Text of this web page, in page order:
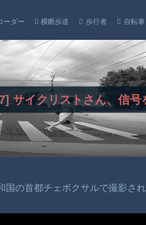
ーダー 横断歩道 歩行者 自転車
サイクリストさん、信号
国の首都チェボクサルで撮影さ